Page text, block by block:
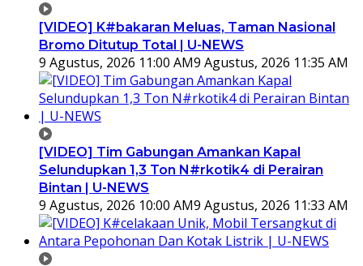
[VIDEO] K#bakaran Meluas, Taman Nasional
Bromo Ditutup Total | U-NEWS
9 Agustus, 2026 11:00 AM9 Agustus, 2026 11:35 AM
[VIDEO] Tim Gabungan Amankan Kapal
Selundupkan 1,3 Ton N#rkotik4 di Perairan
Bintan | U-NEWS
9 Agustus, 2026 10:00 AM9 Agustus, 2026 11:33 AM